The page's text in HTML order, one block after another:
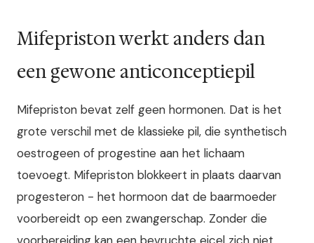
Mifepriston werkt anders dan
een gewone anticonceptiepil
Mifepriston bevat zelf geen hormonen. Dat is het
grote verschil met de klassieke pil, die synthetisch
oestrogeen of progestine aan het lichaam
toevoegt. Mifepriston blokkeert in plaats daarvan
progesteron - het hormoon dat de baarmoeder
voorbereidt op een zwangerschap. Zonder die